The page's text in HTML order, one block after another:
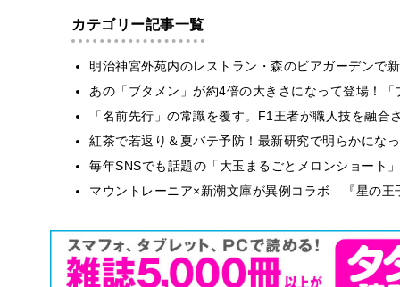
カテゴリー記事一覧
明治神宮外苑内のレストラン・森のビアガーデンで
あの「ブタメン」が約4倍の大きさになって登場！
「名前先行」の常識を覆す。F1王者が職人技を融
紅茶で若返り＆夏バテ予防！最新研究で明らかにな
毎年SNSでも話題の「大玉まるごとメロンショート
マウントレーニア×新潮文庫が異例コラボ 『星の